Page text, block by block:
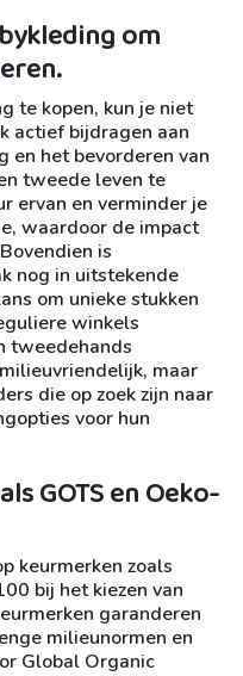
om
te kopen, kun je niet
actief bijdragen aan
en het bevorderen van
tweede leven te
ervan en verminder je
waardoor de impact
is
nog in uitstekende
om unieke stukken
winkels
tweedehands
maar
die op zoek zijn naar
voor hun
GOTS en Oeko-
keurmerken zoals
bij het kiezen van
garanderen
milieunormen en
Global Organic